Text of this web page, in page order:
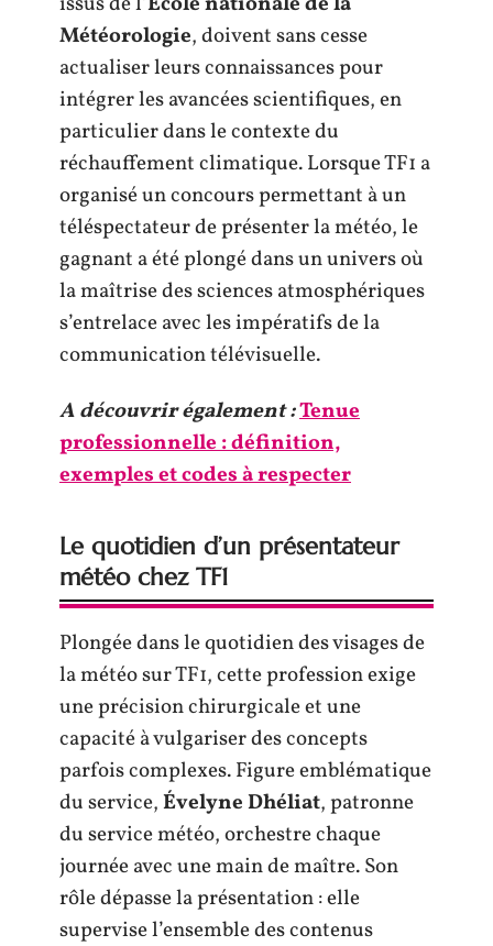
Météorologie, doivent sans cesse
actualiser leurs connaissances pour
intégrer les avancées scientifiques, en
particulier dans le contexte du
réchauffement climatique. Lorsque TF1 a
organisé un concours permettant à un
téléspectateur de présenter la météo, le
gagnant a été plongé dans un univers où
la maîtrise des sciences atmosphériques
s’entrelace avec les impératifs de la
communication télévisuelle.
A découvrir également :Tenue
professionnelle : définition,
exemples et codes à respecter
Le quotidien d’un présentateur
météo chez TF1
Plongée dans le quotidien des visages de
la météo sur TF1, cette profession exige
une précision chirurgicale et une
capacité à vulgariser des concepts
parfois complexes. Figure emblématique
du service,Évelyne Dhéliat, patronne
du service météo, orchestre chaque
journée avec une main de maître. Son
rôle dépasse la présentation : elle
supervise l’ensemble des contenus